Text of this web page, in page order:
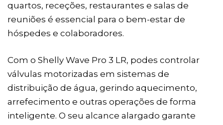
quartos, receções, restaurantes e salas de
reuniões é essencial para o bem-estar de
hóspedes e colaboradores.
Com o Shelly Wave Pro 3 LR, podes controlar
válvulas motorizadas em sistemas de
distribuição de água, gerindo aquecimento,
arrefecimento e outras operações de forma
inteligente. O seu alcance alargado garante